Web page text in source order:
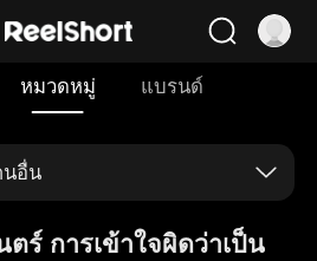
หมวดหมู่ แบรนด์
นอื่น
ร์ การเข้าใจผิดว่าเป็น